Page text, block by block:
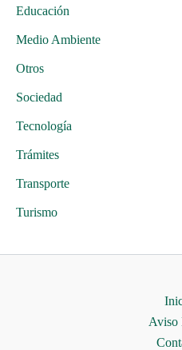
Educación
Medio Ambiente
Otros
Sociedad
Tecnología
Trámites
Transporte
Turismo
Aviso